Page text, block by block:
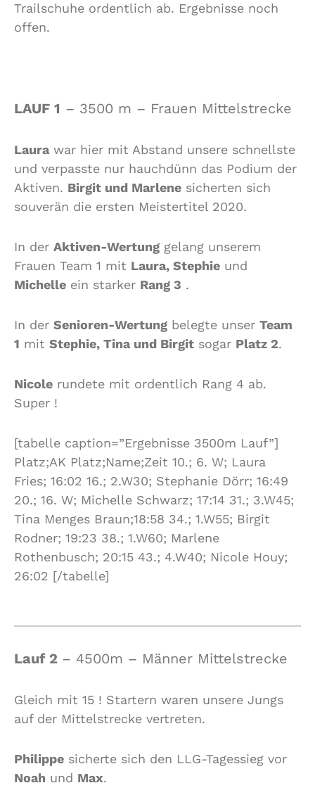
Trailschuhe ordentlich ab. Ergebnisse noch
offen.
LAUF 1 – 3500 m – Frauen Mittelstrecke
Laurawar hier mit Abstand unsere schnellste
und verpasste nur hauchdünn das Podium der
Aktiven. Birgit und Marlene sicherten sich
souverän die ersten Meistertitel 2020.
In der Aktiven-Wertung gelang unserem
Frauen Team 1 mit Laura, Stephie und
Michelle ein starker Rang 3 .
In der Senioren-Wertung belegte unser Team
1 mit Stephie, Tina und Birgit sogar Platz 2.
Nicole rundete mit ordentlich Rang 4 ab.
Super !
[tabelle caption=”Ergebnisse 3500m Lauf”]
Platz;AK Platz;Name;Zeit 10.; 6. W; Laura
Fries; 16:02 16.; 2.W30; Stephanie Dörr; 16:49
20.; 16. W; Michelle Schwarz; 17:14 31.; 3.W45;
Tina Menges Braun;18:58 34.; 1.W55; Birgit
Rodner; 19:23 38.; 1.W60; Marlene
Rothenbusch; 20:15 43.; 4.W40; Nicole Houy;
26:02 [/tabelle]
Lauf 2 – 4500m – Männer Mittelstrecke
Gleich mit 15 ! Startern waren unsere Jungs
auf der Mittelstrecke vertreten.
Philippe sicherte sich den LLG-Tagessieg vor
Noah und Max.